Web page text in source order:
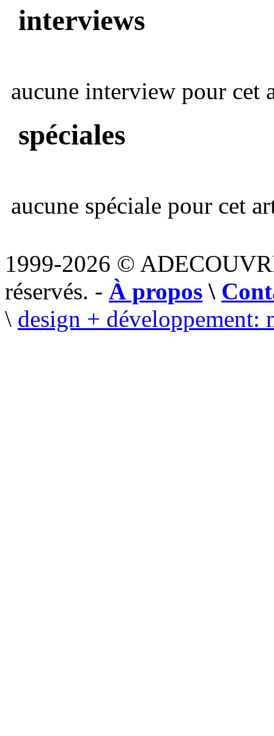
interviews
aucune interview pour cet
spéciales
aucune spéciale pour cet
1999-2026 ©
réservés. - À propos \
\ design + développement: